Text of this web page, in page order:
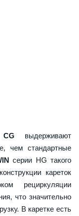
CG выдерживают
чем стандартные
серии HG такого
кареток
рециркуляции
что значительно
В каретке есть